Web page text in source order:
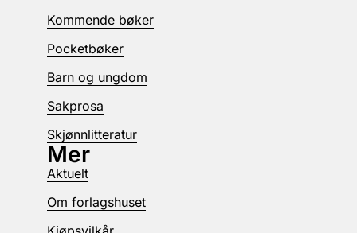
Kommende bøker
Pocketbøker
Barn og ungdom
Sakprosa
Skjønnlitteratur
Mer
Aktuelt
Om forlagshuset